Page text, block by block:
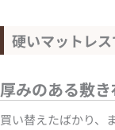
硬いマットレ
厚みのある敷
買い替えたばかり、